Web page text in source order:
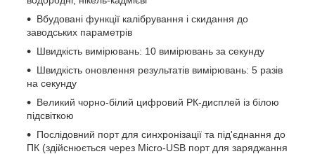
Вбудовані функції калібрування і скидання до
заводських параметрів
Швидкість вимірювань: 10 вимірювань за секунду
Швидкість оновлення результатів вимірювань: 5 разів
на секунду
Великий чорно-білий цифровий РК-дисплей із білою
підсвіткою
Послідовний порт для синхронізації та під'єднання до
ПК (здійснюється через Micro-USB порт для заряджання